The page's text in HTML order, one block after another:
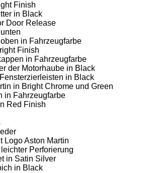
Finish
in Black
Door Release
in Fahrzeugfarbe
Finish
in Fahrzeugfarbe
der Motorhaube in Black
in Black
in Bright Chrome und Green
in Fahrzeugfarbe
Red Finish
Logo Aston Martin
Perforierung
in Satin Silver
in Black